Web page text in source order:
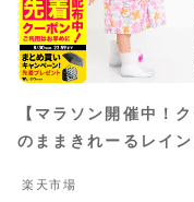
【マラソン開催中！
のままきれーるレイ
120cm 130cm 撥水
楽天市場